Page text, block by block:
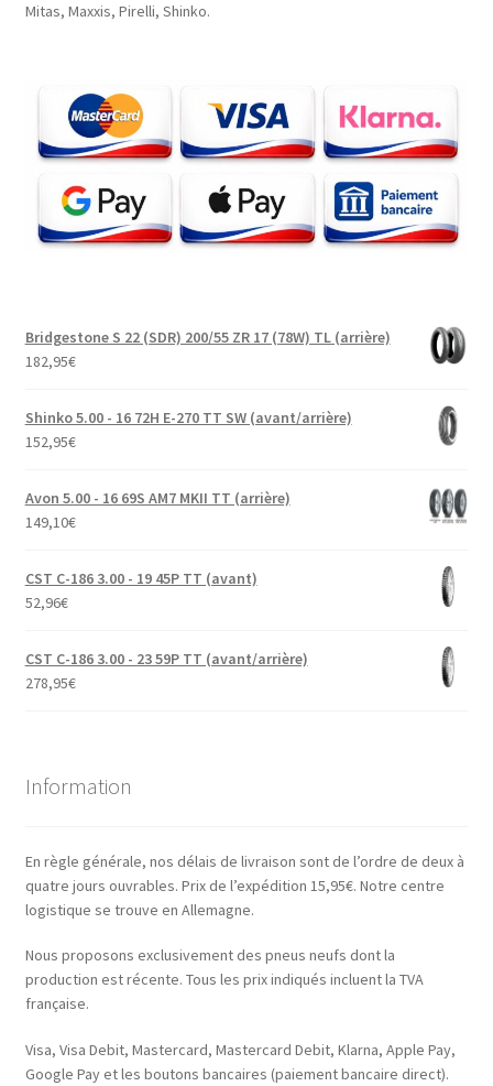
Mitas, Maxxis, Pirelli, Shinko.
Bridgestone S 22 (SDR) 200/55 ZR 17 (78W) TL (arrière)
182,95€
Shinko 5.00 - 16 72H E-270 TT SW (avant/arrière)
152,95€
Avon 5.00 - 16 69S AM7 MKII TT (arrière)
149,10€
CST C-186 3.00 - 19 45P TT (avant)
52,96€
CST C-186 3.00 - 23 59P TT (avant/arrière)
278,95€
Information
En règle générale, nos délais de livraison sont de l’ordre de deux à
quatre jours ouvrables. Prix de l’expédition 15,95€. Notre centre
logistique se trouve en Allemagne.
Nous proposons exclusivement des pneus neufs dont la
production est récente. Tous les prix indiqués incluent la TVA
française.
Visa, Visa Debit, Mastercard, Mastercard Debit, Klarna, Apple Pay,
Google Pay et les boutons bancaires (paiement bancaire direct).